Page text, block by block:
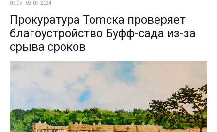
09:05 | 03-09-2024
Прокуратура Tomска проверяет
благоустройство Буфф-сада из-за
срыва сроков